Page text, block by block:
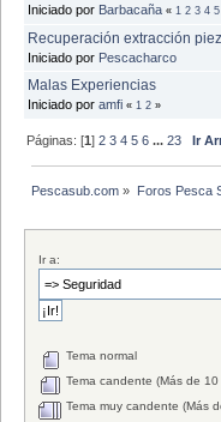
Iniciado por Barbacaña « 1 2 3 4 5
Recuperación extracción
Iniciado por Pescacharco
Malas Experiencias
Iniciado por amfi « 1 2 »
Páginas: [1]2 3 4 5 6 ...23 Ir
Pescasub.com » Foros Pesca
Ir a:
Tema normal
Tema candente (Más de
Tema muy candente (Más